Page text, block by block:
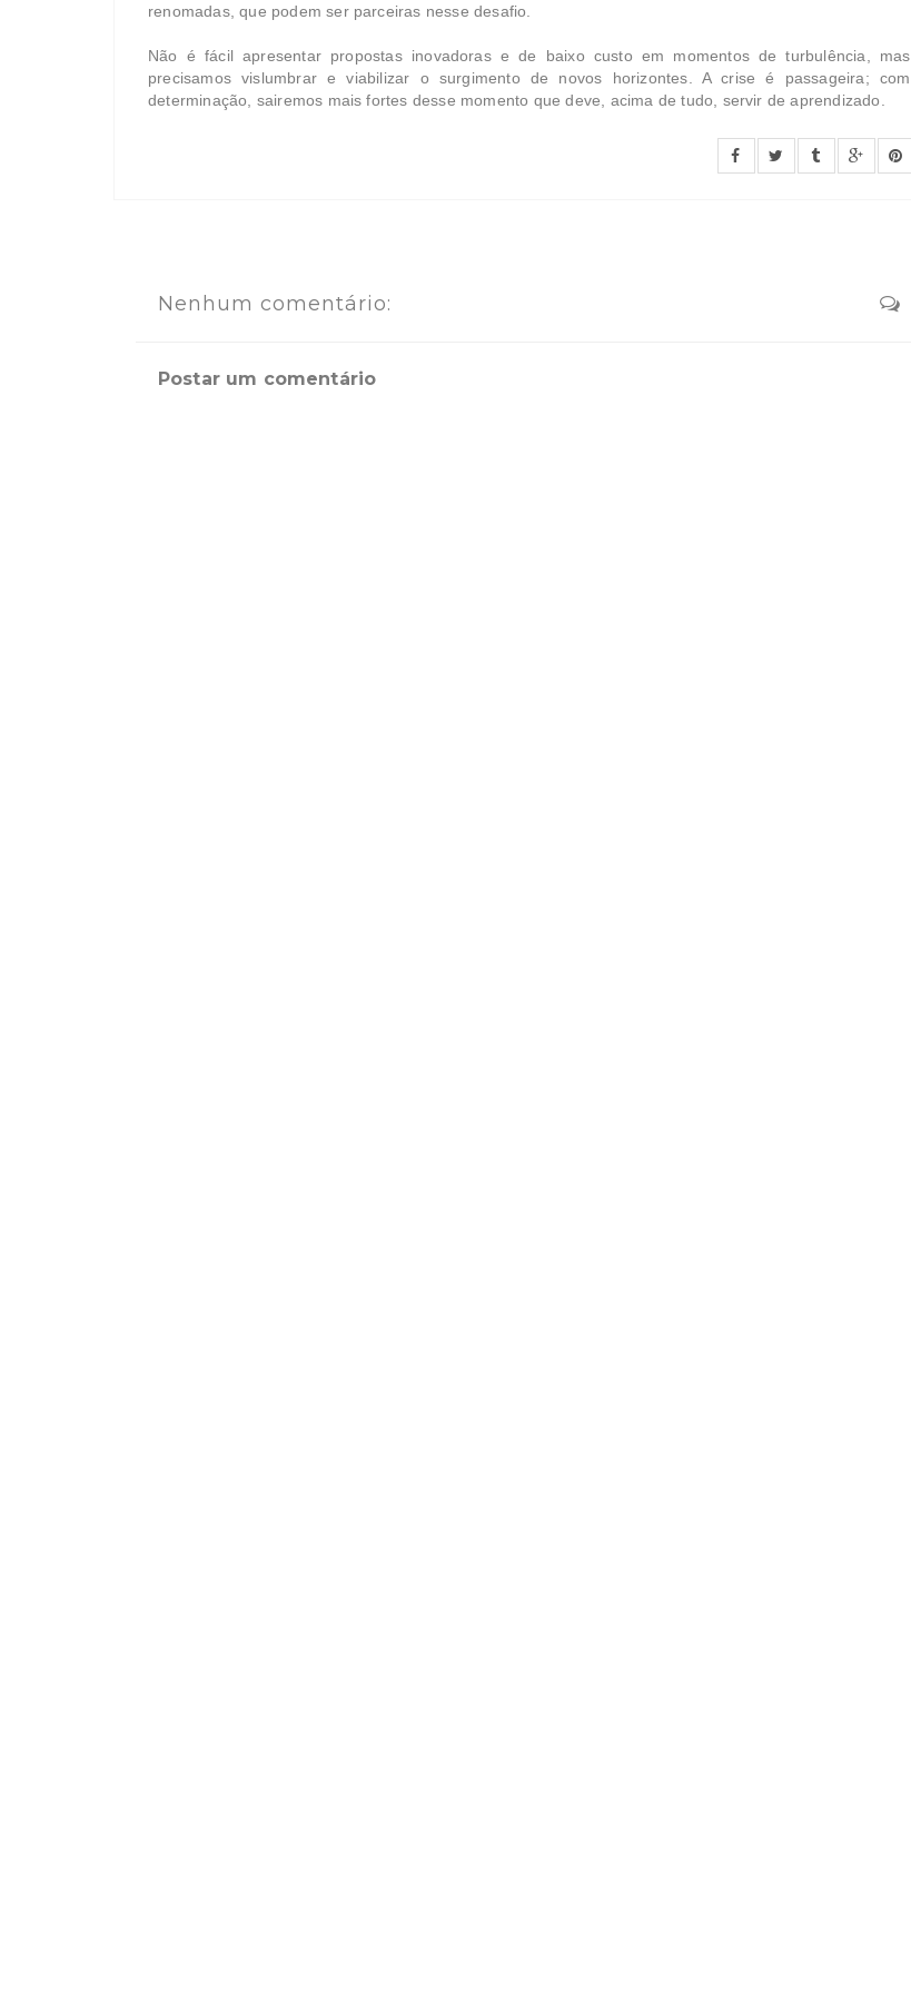
renomadas, que podem ser parceiras nesse desafio.
Não é fácil apresentar propostas inovadoras e de baixo custo em momentos de turbulência, mas
precisamos vislumbrar e viabilizar o surgimento de novos horizontes. A crise é passageira; com
determinação, sairemos mais fortes desse momento que deve, acima de tudo, servir de aprendizado.
Nenhum comentário:
Postar um comentário